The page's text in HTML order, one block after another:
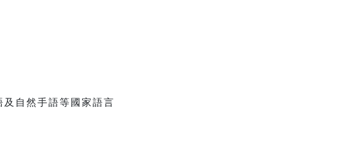
自然手語等國家語言